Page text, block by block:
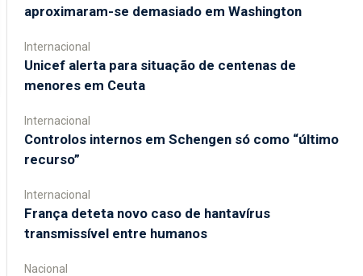
aproximaram-se demasiado em Washington
Internacional
Unicef alerta para situação de centenas de
menores em Ceuta
Internacional
Controlos internos em Schengen só como “último
recurso”
Internacional
França deteta novo caso de hantavírus
transmissível entre humanos
Nacional